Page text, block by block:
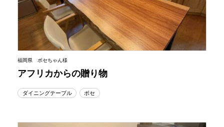
福岡県 ボセちゃん様
アフリカからの贈り物
ダイニングテーブル ボセ